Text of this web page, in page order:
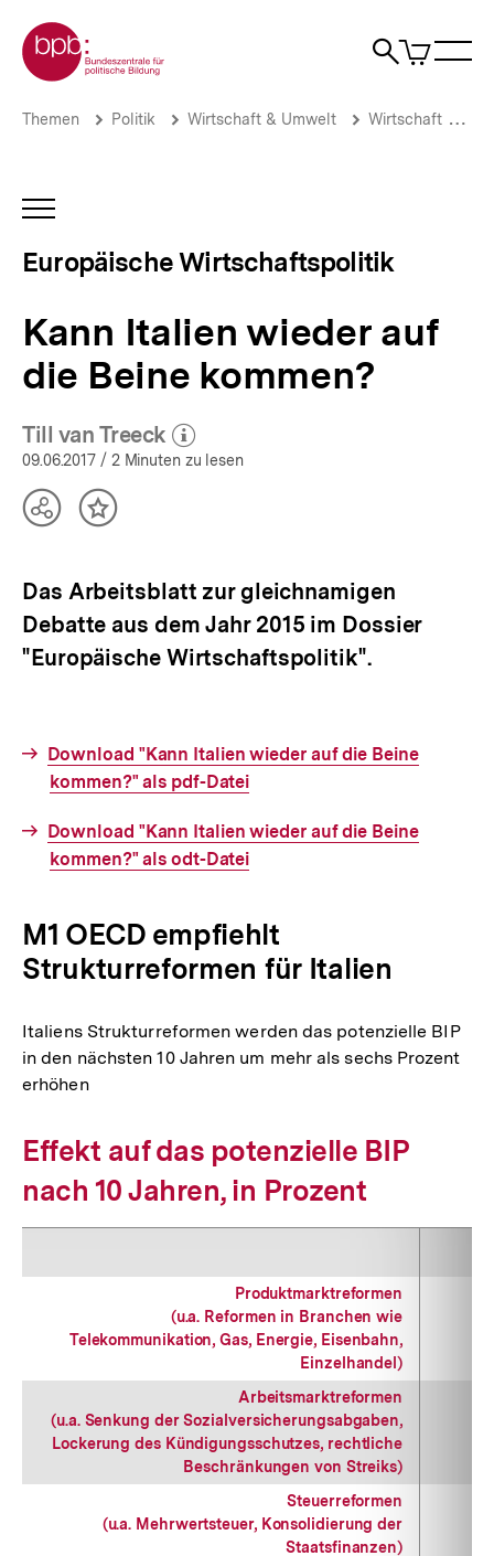
zum
Seiteninhalt
springen
Zur Startseite der bpb
Suche
Artikel
im
Kann
die
Beine
bpb.de
Brotkrümelnavigation
Pfadnavigation
Themen Politik Wirtschaft & Umwelt Wirtschaft
INHALTSNAVIGATION
Europäische Wirtschaftspolitik
Kann Italien wieder auf
die Beine kommen?
Till van Treeck
(Mehr zum Autor)
öffnen
09.06.2017 / 2 Minuten zu lesen
TeilenInhalt
Das Arbeitsblatt zur gleichnamigen
Debatte aus dem Jahr 2015 im Dossier
"Europäische Wirtschaftspolitik".
Interner
Link:
Download "Kann Italien wieder auf die Beine
kommen?" als pdf-Datei
Interner
Link:
Download "Kann Italien wieder auf die Beine
kommen?" als odt-Datei
M1 OECD empfiehlt
Strukturreformen für Italien
Italiens Strukturreformen werden das potenzielle BIP
in den nächsten 10 Jahren um mehr als sechs Prozent
erhöhen
Effekt auf das potenzielle BIP
nach 10 Jahren, in Prozent
Produktmarktreformen
(u.a. Reformen in Branchen wie
Telekommunikation, Gas, Energie, Eisenbahn,
Einzelhandel)
Arbeitsmarktreformen
(u.a. Senkung der Sozialversicherungsabgaben,
Lockerung des Kündigungsschutzes, rechtliche
Beschränkungen von Streiks)
Steuerreformen
(u.a. Mehrwertsteuer, Konsolidierung der
Staatsfinanzen)